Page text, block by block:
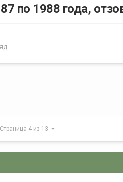
по 1988 года,
Страница 4 из 13